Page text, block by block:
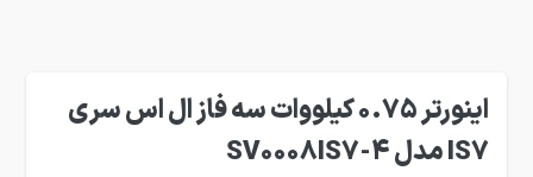
اینورتر 0.75 کیلووات سه فاز ال اس سری
IS7 مدل SV0008IS7-4